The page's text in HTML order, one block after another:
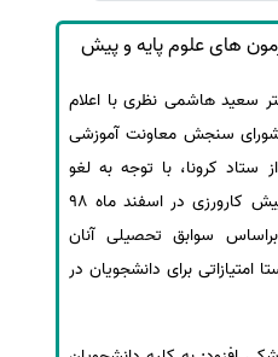
های علوم پایه و پیش
سعید هاشمی نظری با اعلام
شورای سنجش معاونت آموزشی
ستاد کرونا، با توجه به لغو
آزمونهای جامع علوم پایه و پیش کارورزی در اسفند ماه 98
سوابق تحصیلی آنان
برای دانشجویان در